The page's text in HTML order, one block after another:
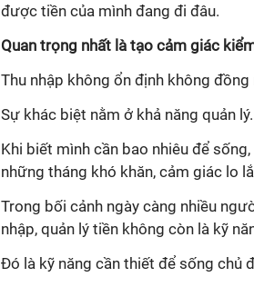
được tiền của mình đang đi đâu.
Quan trọng nhất là tạo cảm giác
Thu nhập không ổn định không
Sự khác biệt nằm ở khả năng quản lý.
Khi biết mình cần bao nhiêu để
những tháng khó khăn, cảm giác lo
Trong bối cảnh ngày càng nhiều
nhập, quản lý tiền không còn là kỹ
Đó là kỹ năng cần thiết để sống chủ